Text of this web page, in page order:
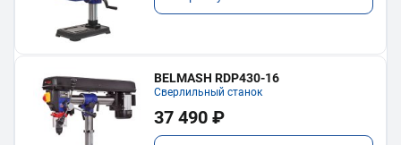
BELMASH RDP430-16
Сверлильный станок
37 490 ₽